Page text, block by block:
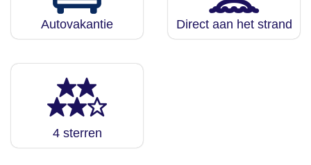
Autovakantie Direct aan het strand
4 sterren